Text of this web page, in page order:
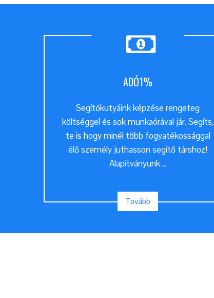
ADÓ1%
Segítőkutyáink képzése rengeteg
költséggel és sok munkaórával jár. Segíts,
te is hogy minél több fogyatékossággal
élő személy juthasson segítő társhoz!
Alapítványunk ...
Tovább